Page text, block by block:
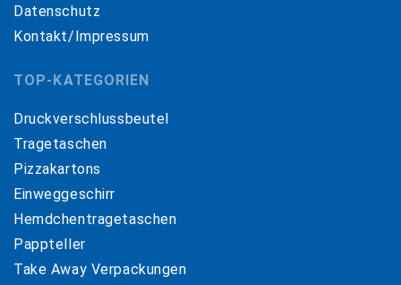
Datenschutz
Kontakt/Impressum
TOP-KATEGORIEN
Druckverschlussbeutel
Tragetaschen
Pizzakartons
Einweggeschirr
Hemdchentragetaschen
Pappteller
Take Away Verpackungen